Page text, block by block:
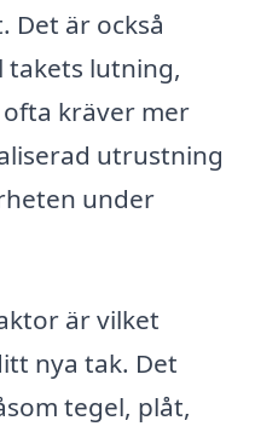
Det är också
lutning,
kräver mer
utrustning
under
är vilket
nya tak. Det
tegel, plåt,